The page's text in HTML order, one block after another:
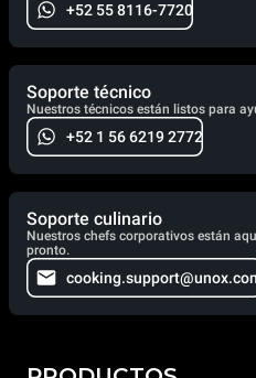
+52 55 8116-7720
Soporte técnico
Nuestros técnicos están listos para
+52 1 56 6219 2772
Soporte culinario
Nuestros chefs corporativos están
pronto.